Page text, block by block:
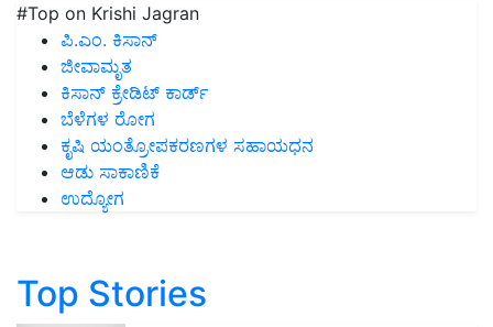
#Top on Krishi Jagran
ಪಿ.ಎಂ. ಕಿಸಾನ್
ಜೀವಾಮೃತ
ಕಿಸಾನ್ ಕ್ರೇಡಿಟ್ ಕಾರ್ಡ್
ಬೆಳೆಗಳ ರೋಗ
ಕೃಷಿ ಯಂತ್ರೋಪಕರಣಗಳ ಸಹಾಯಧನ
ಆಡು ಸಾಕಾಣಿಕೆ
ಉದ್ಯೋಗ
Top Stories